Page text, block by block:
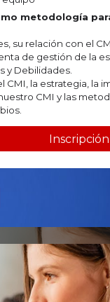
metodología
su relación con el
de gestión de la
y Debilidades.
CMI, la estrategia, la
CMI y las
Inscripción